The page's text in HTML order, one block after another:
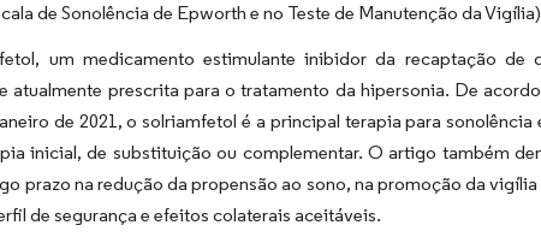
de Sonolência de Epworth e no Teste de Manutenção da
um medicamento estimulante inibidor da recaptação de
atualmente prescrita para o tratamento da hipersonia. De
de 2021, o solriamfetol é a principal terapia para
inicial, de substituição ou complementar. O artigo também
prazo na redução da propensão ao sono, na promoção da
de segurança e efeitos colaterais aceitáveis.